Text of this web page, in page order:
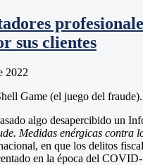
sus clientes
2022
Game (el juego del
algo desapercibido un
Medidas enérgicas contra
en que los delitos
en la época del